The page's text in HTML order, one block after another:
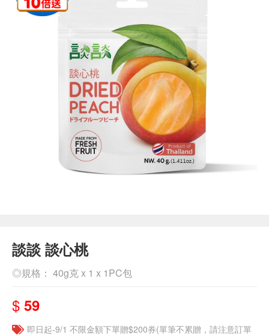
談談 談心桃
◎規格： 40g克 x 1 x 1PC包
$ 59
即日起-9/1 不限金額下單贈$200券(單筆不累贈，請注意訂單